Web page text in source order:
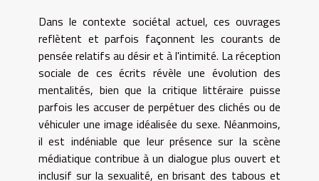
Dans le contexte sociétal actuel, ces ouvrages
reflètent et parfois façonnent les courants de
pensée relatifs au désir et à l'intimité. La réception
sociale de ces écrits révèle une évolution des
mentalités, bien que la critique littéraire puisse
parfois les accuser de perpétuer des clichés ou de
véhiculer une image idéalisée du sexe. Néanmoins,
il est indéniable que leur présence sur la scène
médiatique contribue à un dialogue plus ouvert et
inclusif sur la sexualité, en brisant des tabous et